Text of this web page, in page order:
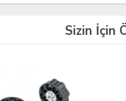
Sizin İçin